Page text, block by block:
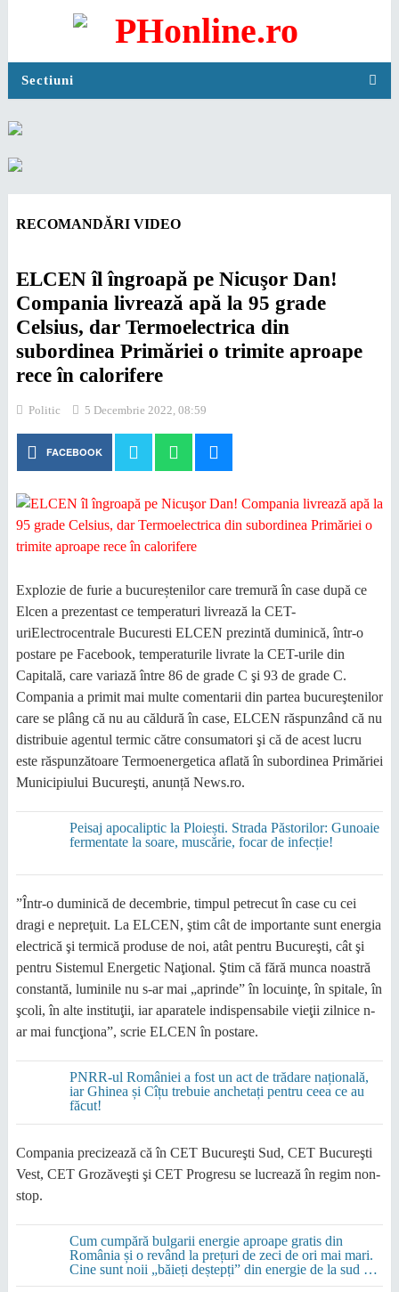
Sectiuni
RECOMANDĂRI VIDEO
ELCEN îl îngroapă pe Nicuşor Dan!
Compania livrează apă la 95 grade
Celsius, dar Termoelectrica din
subordinea Primăriei o trimite aproape
rece în calorifere
Politic 5 Decembrie 2022, 08:59
FACEBOOK
Explozie de furie a bucureștenilor care tremură în case după ce
Elcen a prezentast ce temperaturi livrează la CET-
uriElectrocentrale Bucuresti ELCEN prezintă duminică, într-o
postare pe Facebook, temperaturile livrate la CET-urile din
Capitală, care variază între 86 de grade C şi 93 de grade C.
Compania a primit mai multe comentarii din partea bucureştenilor
care se plâng că nu au căldură în case, ELCEN răspunzând că nu
distribuie agentul termic către consumatori şi că de acest lucru
este răspunzătoare Termoenergetica aflată în subordinea Primăriei
Municipiului Bucureşti, anunță News.ro.
Peisaj apocaliptic la Ploiești. Strada Păstorilor: Gunoaie
fermentate la soare, muscărie, focar de infecție!
”Într-o duminică de decembrie, timpul petrecut în case cu cei
dragi e nepreţuit. La ELCEN, ştim cât de importante sunt energia
electrică şi termică produse de noi, atât pentru Bucureşti, cât şi
pentru Sistemul Energetic Naţional. Ştim că fără munca noastră
constantă, luminile nu s-ar mai „aprinde” în locuinţe, în spitale, în
şcoli, în alte instituţii, iar aparatele indispensabile vieţii zilnice n-
ar mai funcţiona”, scrie ELCEN în postare.
PNRR-ul României a fost un act de trădare națională,
iar Ghinea și Cîțu trebuie anchetați pentru ceea ce au
făcut!
Compania precizează că în CET Bucureşti Sud, CET Bucureşti
Vest, CET Grozăveşti şi CET Progresu se lucrează în regim non-
stop.
Cum cumpără bulgarii energie aproape gratis din
România și o revând la prețuri de zeci de ori mai mari.
Cine sunt noii „băieți deștepți” din energie de la sud de
Dunăre